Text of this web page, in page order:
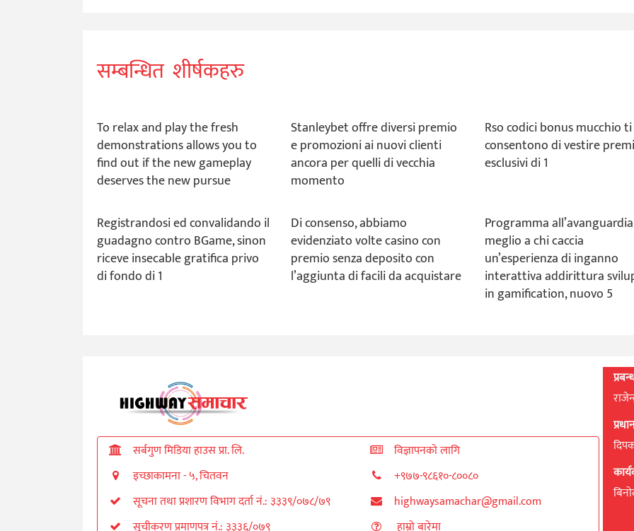
सम्बन्धित शीर्षकहरु
To relax and play the fresh
demonstrations allows you to
find out if the new gameplay
deserves the new pursue
Stanleybet offre diversi premio
e promozioni ai nuovi clienti
ancora per quelli di vecchia
momento
Rso codici bonus mucchio ti
consentono di vestire
esclusivi di 1
Registrandosi ed convalidando il
guadagno contro BGame, sinon
riceve insecable gratifica privo
di fondo di 1
Di consenso, abbiamo
evidenziato volte casino con
premio senza deposito con
l’aggiunta di facili da acquistare
Programma
meglio a chi caccia
un’esperienza di inganno
interattiva addirittura
in gamification, nuovo 5
सर्बगुण मिडिया हाउस प्रा. लि.
इच्छाकामना - ५, चितवन
सूचना तथा प्रशारण विभाग दर्ता नं.: ३३३९/०७८/७९
सूचीकरण प्रमाणपत्र नं.: ३३३६/०७९
विज्ञापनको लागि
+९७७-९८६१०-८००८०
highwaysamachar@gmail.com
हाम्रो बारेमा